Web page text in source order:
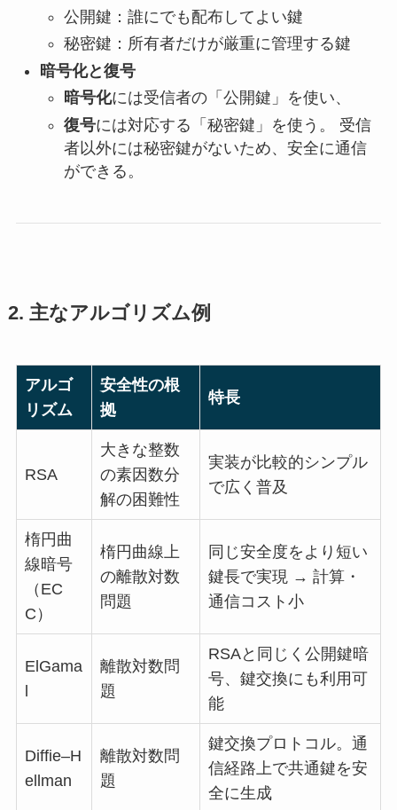
公開鍵：誰にでも配布してよい鍵
秘密鍵：所有者だけが厳重に管理する鍵
暗号化と復号
暗号化には受信者の「公開鍵」を使い、
復号には対応する「秘密鍵」を使う。 受信
者以外には秘密鍵がないため、安全に通信
ができる。
2. 主なアルゴリズム例
アルゴ
リズム
安全性の根
拠
特長
RSA
大きな整数
の素因数分
解の困難性
実装が比較的シンプル
で広く普及
楕円曲
線暗号
（EC
C）
楕円曲線上
の離散対数
問題
同じ安全度をより短い
鍵長で実現 → 計算・
通信コスト小
ElGama
l
離散対数問
題
RSAと同じく公開鍵暗
号、鍵交換にも利用可
能
Diffie–H
ellman
離散対数問
題
鍵交換プロトコル。通
信経路上で共通鍵を安
全に生成